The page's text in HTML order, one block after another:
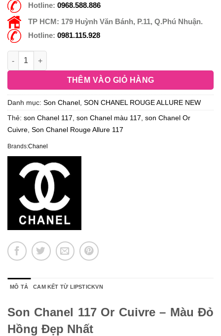
Hotline: 0968.588.886
TP HCM: 179 Huỳnh Văn Bánh, P.11, Q.Phú Nhuận.
Hotline: 0981.115.928
THÊM VÀO GIỎ HÀNG
Danh mục: Son Chanel SON CHANEL ROUGE ALLURE NEW
Thẻ: son Chanel 117 son Chanel màu 117 son Chanel Or
Cuivre Son Chanel Rouge Allure 117
Brands:Chanel
MÔ TẢ CAM KẾT TỪ LIPSTICKVN
Son Chanel 117 Or Cuivre – Màu Đỏ
Hồng Đẹp Nhất